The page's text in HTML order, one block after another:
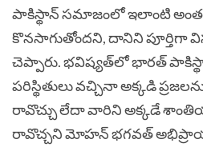
పాకిస్థాన్ సమాజంలో ఇలాంటి
కొనసాగుతోందని, దానిని పూర్తిగా
చెప్పారు. భవిష్యత్‌లో భారత్
పరిస్థితులు వచ్చినా అక్కడి
రావొచ్చు లేదా వారిని అక్కడే
రావొచ్చని మోహన్ భగవత్